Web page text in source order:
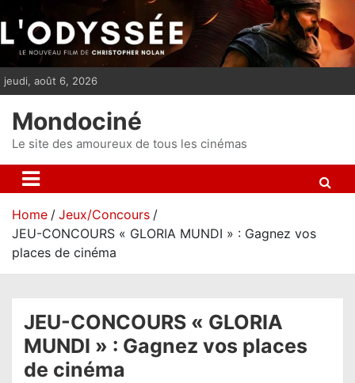
i
p
t
n
jeudi, août 6, 2026
Mondociné
Le site des amoureux de tous les cinémas
Home
Jeux/Concours
JEU-CONCOURS « GLORIA MUNDI » : Gagnez vos
places de cinéma
JEU-CONCOURS « GLORIA
MUNDI » : Gagnez vos places
de cinéma